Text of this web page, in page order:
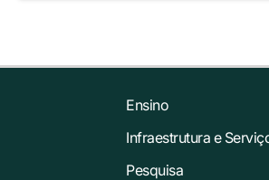
Ensino
Infraestrutura e
Pesquisa